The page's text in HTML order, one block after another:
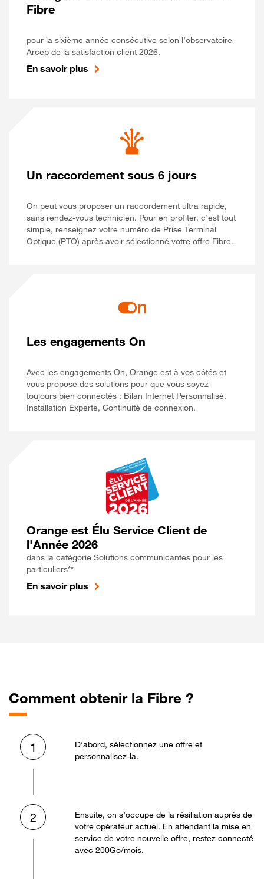
Fibre
pour la sixième année consécutive selon l’observatoire
Arcep de la satisfaction client 2026.
En savoir plus
Un raccordement sous 6 jours
On peut vous proposer un raccordement ultra rapide,
sans rendez-vous technicien. Pour en profiter, c’est tout
simple, renseignez votre numéro de Prise Terminal
Optique (PTO) après avoir sélectionné votre offre Fibre.
Les engagements On
Avec les engagements On, Orange est à vos côtés et
vous propose des solutions pour que vous soyez
toujours bien connectés : Bilan Internet Personnalisé,
Installation Experte, Continuité de connexion.
Orange est Élu Service Client de
l'Année 2026
dans la catégorie Solutions communicantes pour les
particuliers**
En savoir plus
Comment obtenir la Fibre ?
1
D’abord, sélectionnez une offre et
personnalisez-la.
2
Ensuite, on s’occupe de la résiliation auprès de
votre opérateur actuel. En attendant la mise en
service de votre nouvelle offre, restez connecté
avec 200Go/mois.